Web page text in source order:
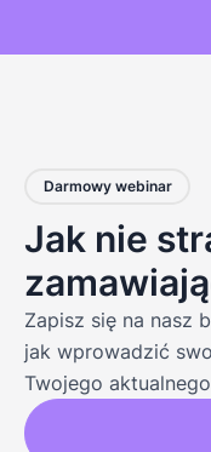
Darmowy webinar
Jak nie
Zapisz się na nasz
jak wprowadzić
Twojego